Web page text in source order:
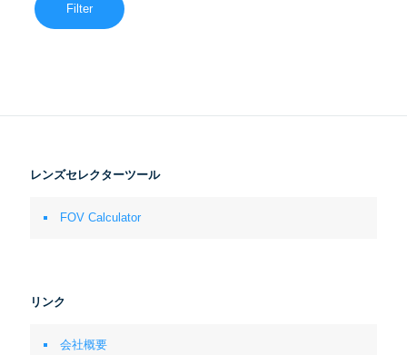
Filter
レンズセレクターツール
FOV Calculator
リンク
会社概要